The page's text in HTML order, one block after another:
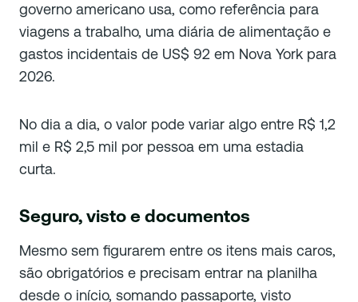
governo americano usa, como referência para
viagens a trabalho, uma diária de alimentação e
gastos incidentais de US$ 92 em Nova York para
2026.
No dia a dia, o valor pode variar algo entre R$ 1,2
mil e R$ 2,5 mil por pessoa em uma estadia
curta.
Seguro, visto e documentos
Mesmo sem figurarem entre os itens mais caros,
são obrigatórios e precisam entrar na planilha
desde o início, somando passaporte, visto